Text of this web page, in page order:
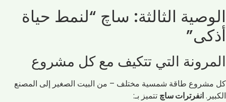
الوصية الثالثة: ساچ “لنمط حياة
أذكى”
المرونة التي تتكيف مع كل مشروع
كل مشروع طاقة شمسية مختلف – من البيت الصغير إلى المصنع
الكبير.انفرترات ساچ تتميز بـ: